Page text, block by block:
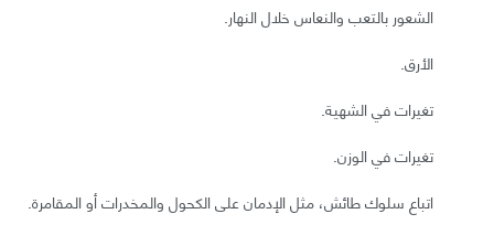
الشعور بالتعب والنعاس خلال النهار.
الأرق.
تغيرات في الشهية.
تغيرات في الوزن.
اتباع سلوك طائش، مثل الإدمان على الكحول والمخدرات أو المقامرة.